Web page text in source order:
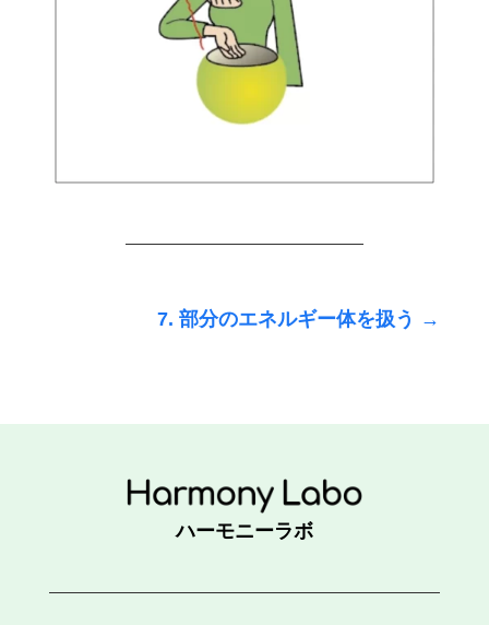
7. 部分のエネルギー体を扱う →
ハーモニーラボ